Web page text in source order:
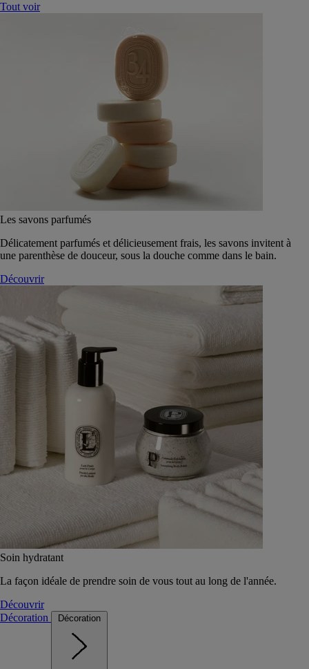
Tout voir
Les savons parfumés
Délicatement parfumés et délicieusement frais, les savons invitent à
une parenthèse de douceur, sous la douche comme dans le bain.
Découvrir
Soin hydratant
La façon idéale de prendre soin de vous tout au long de l'année.
Découvrir
Décoration
Décoration